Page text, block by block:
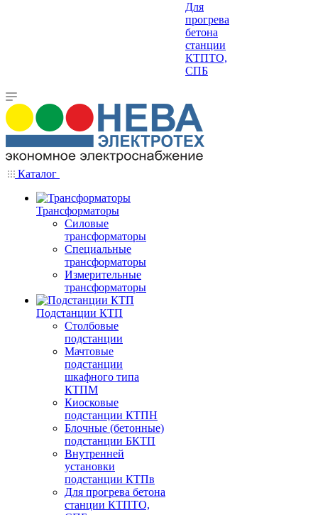
Для
прогрева
бетона
станции
КТПТО,
СПБ
Каталог
Трансформаторы
Силовые
трансформаторы
Специальные
трансформаторы
Измерительные
трансформаторы
Подстанции КТП
Столбовые
подстанции
Мачтовые
подстанции
шкафного типа
КТПМ
Киосковые
подстанции КТПН
Блочные (бетонные)
подстанции БКТП
Внутренней
установки
подстанции КТПв
Для прогрева бетона
станции КТПТО,